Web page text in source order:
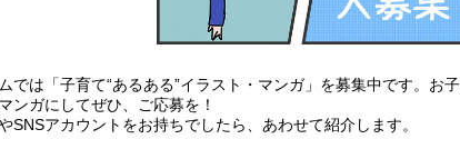
では「子育て“あるある”イラスト・マンガ」を募集中です。お
ンガにしてぜひ、ご応募を！
SNSアカウントをお持ちでしたら、あわせて紹介します。